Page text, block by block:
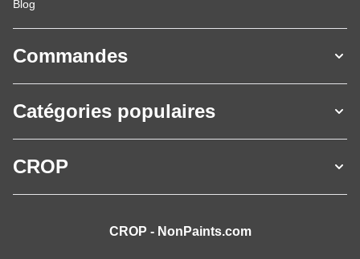
Blog
Commandes
Catégories populaires
CROP
CROP - NonPaints.com